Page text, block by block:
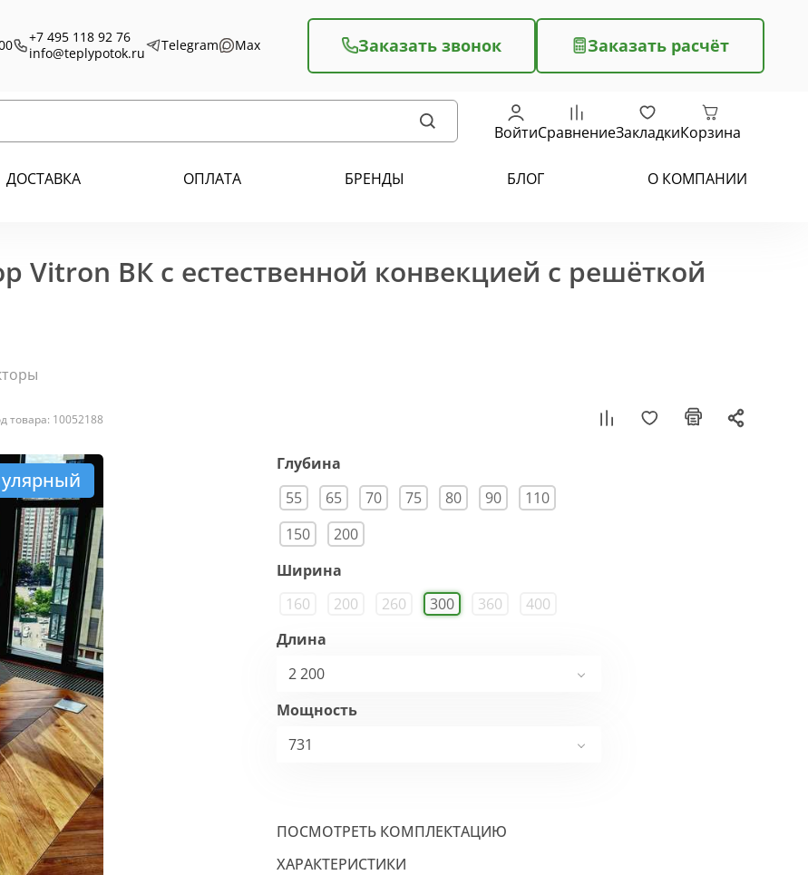
+7 495 118 92 76
info@teplypotok.ru
Telegram Max Заказать звонок Заказать расчёт
ВойтиСравнениеЗакладкиКорзина
ДОСТАВКА ОПЛАТА БРЕНДЫ БЛОГ О КОМПАНИИ
Vitron ВК с естественной конвекцией с решёткой
товара: 10052188
Глубина
55
65 70 75 80 90
110
150
200
Ширина
160
200 260 300 360
400
Длина
2 200
Мощность
731
ПОСМОТРЕТЬ КОМПЛЕКТАЦИЮ
ХАРАКТЕРИСТИКИ